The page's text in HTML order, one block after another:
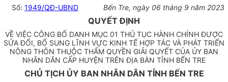
Số: 1949/QĐ-UBND Bến Tre, ngày 06 tháng 9 năm 2023
QUYẾT ĐỊNH
VỀ VIỆC CÔNG BỐ DANH MỤC 01 THỦ TỤC HÀNH CHÍNH ĐƯỢC
SỬA ĐỔI, BỔ SUNG LĨNH VỰC KINH TẾ HỢP TÁC VÀ PHÁT TRIỂN
NÔNG THÔN THUỘC THẨM QUYỀN GIẢI QUYẾT CỦA ỦY BAN
NHÂN DÂN CẤP HUYỆN TRÊN ĐỊA BÀN TỈNH BẾN TRE
CHỦ TỊCH ỦY BAN NHÂN DÂN TỈNH BẾN TRE